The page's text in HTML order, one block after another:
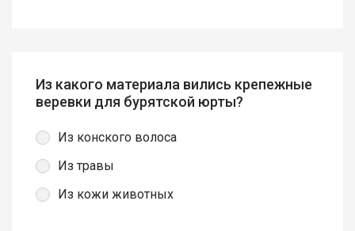
Из какого материала вились крепежные
веревки для бурятской юрты?
Из конского волоса
Из травы
Из кожи животных